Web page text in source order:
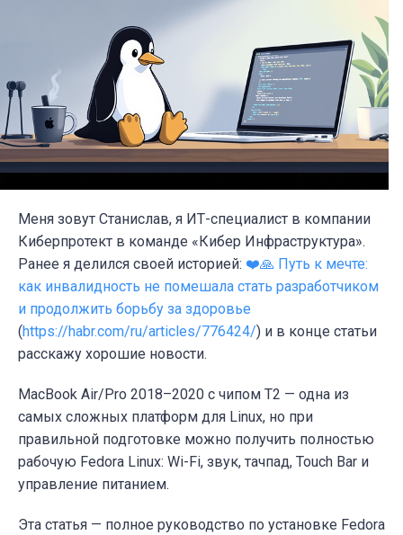
Меня зовут Станислав, я ИТ-специалист в компании
Киберпротект в команде «Кибер Инфраструктура».
Ранее я делился своей историей: ❤️🙏 Путь к мечте:
как инвалидность не помешала стать разработчиком
и продолжить борьбу за здоровье
(https://habr.com/ru/articles/776424/) и в конце статьи
расскажу хорошие новости.
MacBook Air/Pro 2018–2020 с чипом T2 — одна из
самых сложных платформ для Linux, но при
правильной подготовке можно получить полностью
рабочую Fedora Linux: Wi-Fi, звук, тачпад, Touch Bar и
управление питанием.
Эта статья — полное руководство по установке Fedora